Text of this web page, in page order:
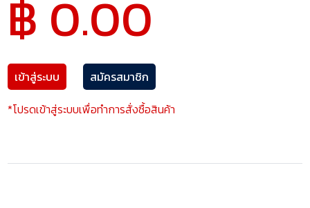
฿ 0.00
เข้าสู่ระบบ
สมัครสมาชิก
*โปรดเข้าสู่ระบบเพื่อทำการสั่งซื้อสินค้า